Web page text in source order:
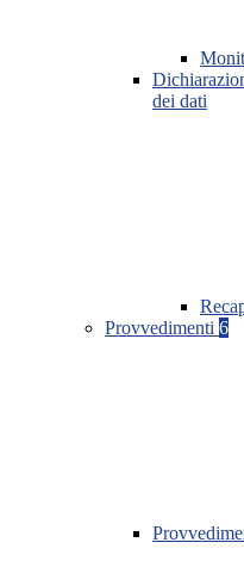
dei dati
Provvedimenti 6